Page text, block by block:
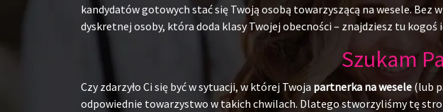
kandydatów gotowych stać się Twoją osobą towarzyszącą na wesele. Bez
dyskretnej osoby, która doda klasy Twojej obecności – znajdziesz tu kogoś
Szukam
Czy zdarzyło Ci się być w sytuacji, w której Twoja partnerka na wesele (lub
odpowiednie towarzystwo w takich chwilach. Dlatego stworzyliśmy tę